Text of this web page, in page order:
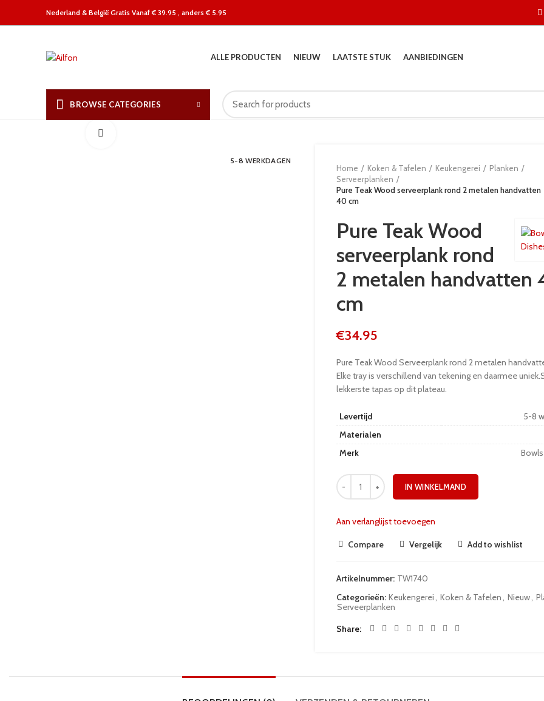
Nederland & België Gratis Vanaf € 39.95 , anders € 5.95
ALLE PRODUCTEN NIEUW LAATSTE STUK AANBIEDINGEN
BROWSE CATEGORIES
5-8 WERKDAGEN
Home Koken & Tafelen Keukengerei
Planken
Serveerplanken
Pure Teak Wood serveerplank rond 2 metalen handvatten
40 cm
Pure Teak Wood
serveerplank rond
2 metalen handvatten
cm
€34.95
Pure Teak Wood Serveerplank rond 2 metalen
Elke tray is verschillend van tekening en daarmee
lekkerste tapas op dit plateau.
Levertijd
5-8
Materialen
Merk
IN WINKELMAND
Aan verlanglijst toevoegen
Compare Vergelijk Add to wishlist
Artikelnummer: TW1740
Categorieën: Keukengerei, Koken & Tafelen, Nieuw,
Serveerplanken
Share